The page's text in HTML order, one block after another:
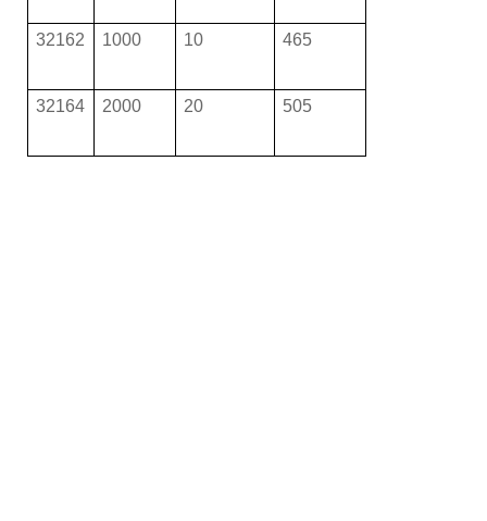
32162 1000 10 465
32164 2000 20 505